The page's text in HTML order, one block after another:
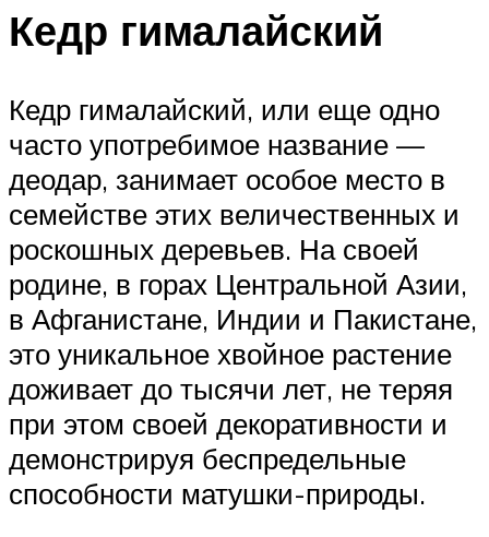
Кедр гималайский
Кедр гималайский, или еще одно
часто употребимое название —
деодар, занимает особое место в
семействе этих величественных и
роскошных деревьев. На своей
родине, в горах Центральной Азии,
в Афганистане, Индии и Пакистане,
это уникальное хвойное растение
доживает до тысячи лет, не теряя
при этом своей декоративности и
демонстрируя беспредельные
способности матушки-природы.